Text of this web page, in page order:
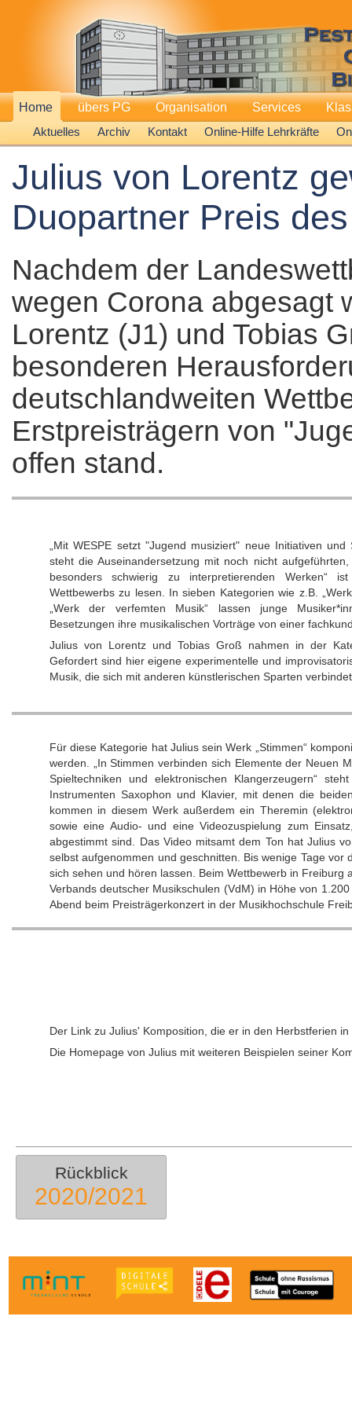
Home
Aktuelles
Archiv Kontakt Online-Hilfe Lehrkräfte
übers PG Organisation Services
Julius von Lorentz
Duopartner Preis
Nachdem der
wegen Corona abgesagt
Lorentz (J1) und Tobias
besonderen
deutschlandweiten
Erstpreisträgern von
offen stand.
„Mit WESPE setzt "Jugend musiziert" neue Initiativen
steht die Auseinandersetzung mit noch nicht
besonders schwierig zu interpretierenden Werken“
Wettbewerbs zu lesen. In sieben Kategorien wie z.B.
„Werk der verfemten Musik“ lassen junge
Besetzungen ihre musikalischen Vorträge von einer
Julius von Lorentz und Tobias Groß nahmen in der
Gefordert sind hier eigene experimentelle und
Musik, die sich mit anderen künstlerischen Sparten
Für diese Kategorie hat Julius sein Werk „Stimmen“
werden. „In Stimmen verbinden sich Elemente der Neuen
Spieltechniken und elektronischen Klangerzeugern“
Instrumenten Saxophon und Klavier, mit denen die
kommen in diesem Werk außerdem ein Theremin
sowie eine Audio- und eine Videozuspielung zum
abgestimmt sind. Das Video mitsamt dem Ton hat Julius
selbst aufgenommen und geschnitten. Bis wenige Tage
sich sehen und hören lassen. Beim Wettbewerb in
Verbands deutscher Musikschulen (VdM) in Höhe von
Abend beim Preisträgerkonzert in der Musikhochschule
Der Link zu Julius' Komposition, die er in den Herbstferien
Die Homepage von Julius mit weiteren Beispielen seiner
Rückblick
2020/2021